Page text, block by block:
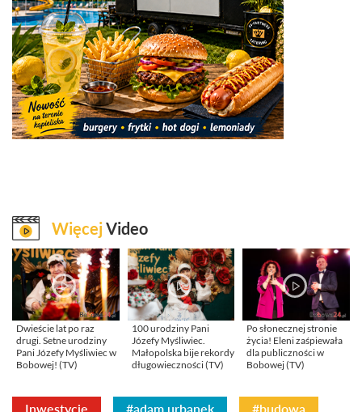
WięcejVideo
Dwieście lat po raz
drugi. Setne urodziny
Pani Józefy Myśliwiec w
Bobowej! (TV)
100 urodziny Pani
Józefy Myśliwiec.
Małopolska bije rekordy
długowieczności (TV)
Po słonecznej stronie
życia! Eleni zaśpiewała
dla publiczności w
Bobowej (TV)
Inwestycje #adam urbanek #budowa